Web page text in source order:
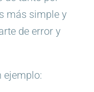
más simple y
de error y
ejemplo: